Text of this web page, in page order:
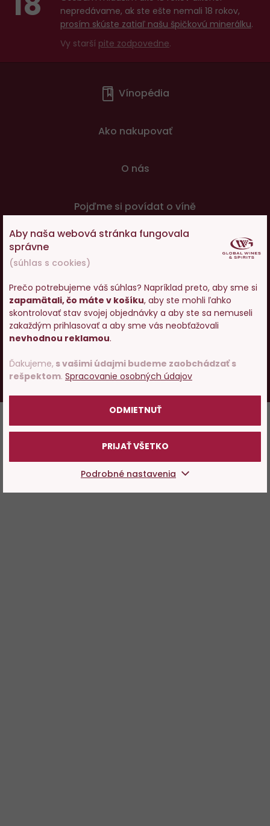
Aby naša webová stránka fungovala
správne
(súhlas s cookies)
Prečo potrebujeme váš súhlas? Napríklad preto, aby sme si
zapamätali, čo máte v košíku, aby ste mohli ľahko
skontrolovať stav svojej objednávky a aby ste sa nemuseli
zakaždým prihlasovať a aby sme vás neobťažovali
nevhodnou reklamou.
Ďakujeme, s vašimi údajmi budeme zaobchádzať s
rešpektom. Spracovanie osobných údajov
ODMIETNUŤ
PRIJAŤ VŠETKO
Podrobné nastavenia
nepredávame, ak ste ešte nemali 18 rokov,
prosím skúste zatiaľ našu špičkovú minerálku.
Vy starší pite zodpovedne.
Vínopédia
Ako nakupovať
O nás
Pojďme si povídat o víně
© 2001 - 2024 Global Wines & Spirits, s.r.o., všechna práva
vyhrazena. Adresa: Václavské náměstí 53, 110 00 Praha 1,
V internetovom obchode Global-Wines.sk platí zákaz
predaja alkoholických nápojov osobám mladším ako 18
rokov.
Česky Slovensky
Vstupujete na stránky s
predajom alkoholu. Prosím
potvrďte, že Vám už bolo 18